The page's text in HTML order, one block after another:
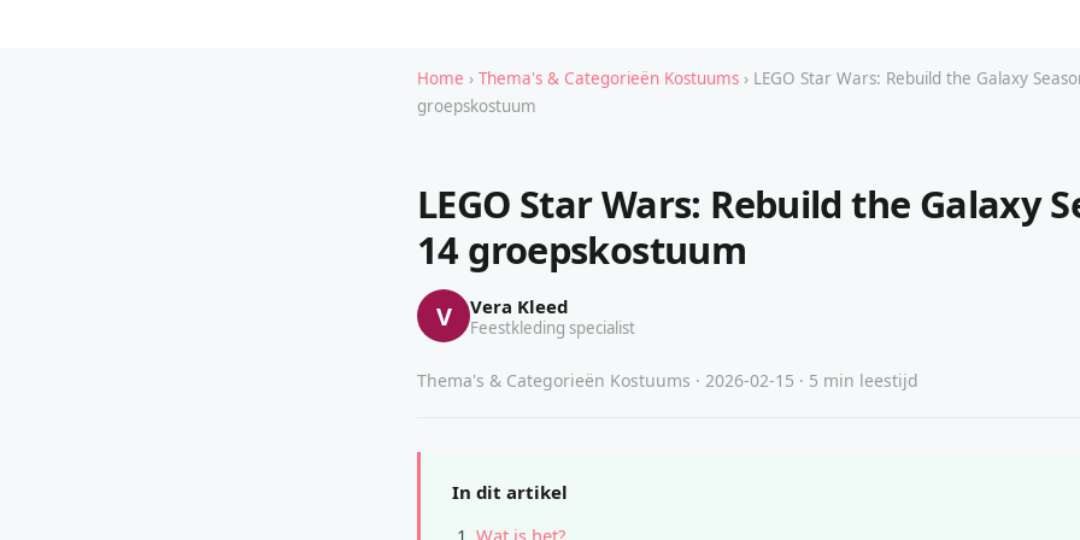
Home › Thema's & Categorieën Kostuums › LEGO Star Wars: Rebuild the Galaxy
groepskostuum
LEGO Star Wars: Rebuild the Galaxy
14 groepskostuum
V Vera Kleed
Feestkleding specialist
Thema's & Categorieën Kostuums · 2026-02-15 · 5 min leestijd
In dit artikel
Wat is het?